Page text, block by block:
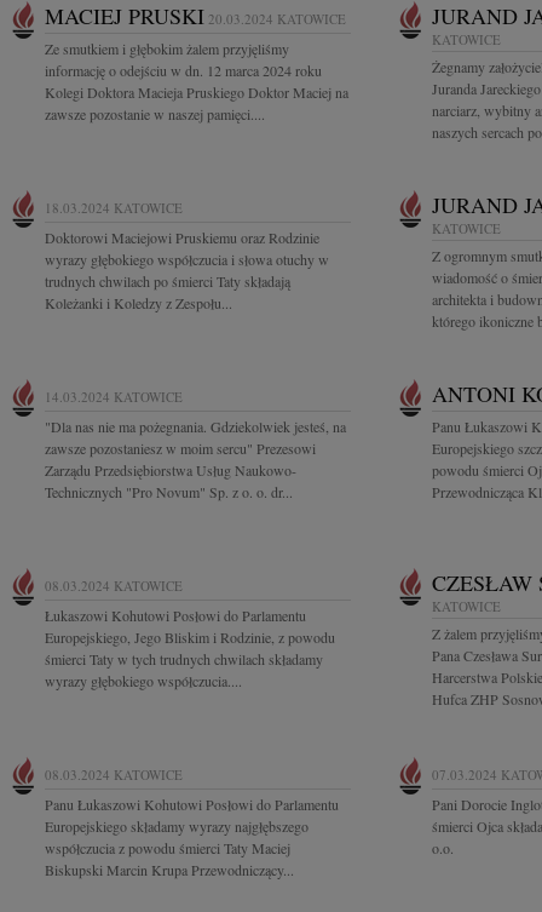
MACIEJ PRUSKI 20.03.2024 KATOWICE
Ze smutkiem i głębokim żalem przyjęliśmy
informację o odejściu w dn. 12 marca 2024 roku
Kolegi Doktora Macieja Pruskiego Doktor Maciej na
zawsze pozostanie w naszej pamięci....
JURAND
KATOWICE
Żegnamy
Juranda
narciarz, wybitny
naszych sercach
18.03.2024 KATOWICE
Doktorowi Maciejowi Pruskiemu oraz Rodzinie
wyrazy głębokiego współczucia i słowa otuchy w
trudnych chwilach po śmierci Taty składają
Koleżanki i Koledzy z Zespołu...
JURAND
KATOWICE
Z ogromnym
wiadomość o
architekta i
którego ikoniczne
14.03.2024 KATOWICE
"Dla nas nie ma pożegnania. Gdziekolwiek jesteś, na
zawsze pozostaniesz w moim sercu" Prezesowi
Zarządu Przedsiębiorstwa Usług Naukowo-
Technicznych "Pro Novum" Sp. z o. o. dr...
ANTONI
Panu Łukaszowi
Europejskiego
powodu śmierci
Przewodnicząca
08.03.2024 KATOWICE
Łukaszowi Kohutowi Posłowi do Parlamentu
Europejskiego, Jego Bliskim i Rodzinie, z powodu
śmierci Taty w tych trudnych chwilach składamy
wyrazy głębokiego współczucia....
CZESŁAW
KATOWICE
Z żalem
Pana Czesława
Harcerstwa
Hufca ZHP
08.03.2024 KATOWICE
Panu Łukaszowi Kohutowi Posłowi do Parlamentu
Europejskiego składamy wyrazy najgłębszego
współczucia z powodu śmierci Taty Maciej
Biskupski Marcin Krupa Przewodniczący...
07.03.2024
Pani Dorocie
śmierci Ojca
o.o.